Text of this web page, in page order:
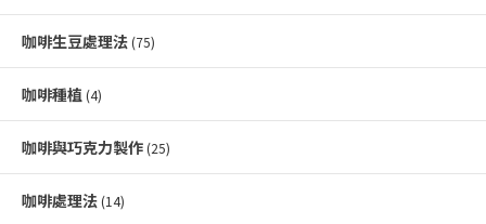
咖啡生豆處理法 (75)
咖啡種植 (4)
咖啡與巧克力製作 (25)
咖啡處理法 (14)